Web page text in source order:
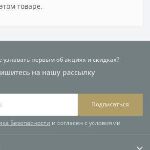
товаре.
узнавать первым об акциях и скидках?
на нашу рассылку
Подписаться
Безопасности и согласен с условиями